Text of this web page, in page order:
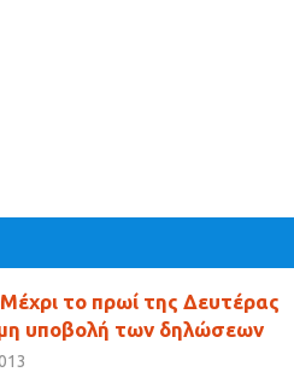
το πρωί της Δευτέρας
υποβολή των δηλώσεων